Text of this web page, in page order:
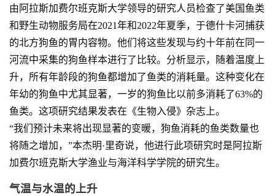
由阿拉斯加费尔班克斯大学领导的研究人员检查了美国鱼类
和野生动物服务局在2021年和2022年夏季，于德什卡河捕获
的北方狗鱼的胃内容物。他们将这些发现与约十年前在同一
河流中采集的狗鱼样本进行了比较。分析显示，随着温度上
升，所有年龄段的狗鱼都增加了鱼类的消耗量。这种变化在
年幼的狗鱼中尤其显著，一岁的狗鱼比以前多消耗了63%的
鱼类。这项研究结果发表在《生物入侵》杂志上。
“我们预计未来将出现显著的变暖，狗鱼消耗的鱼类数量也
将随之增加，”本杰明·里奇说，他进行此项研究时是阿拉斯
加费尔班克斯大学渔业与海洋科学学院的研究生。
气温与水温的上升